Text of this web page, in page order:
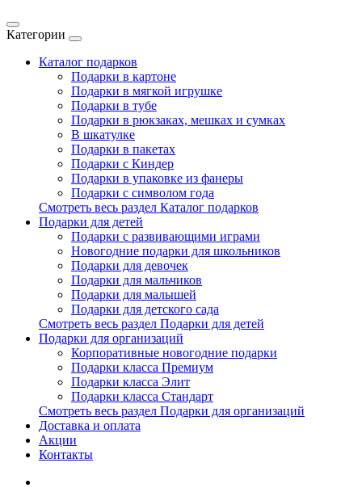
Категории
Каталог подарков
Подарки в картоне
Подарки в мягкой игрушке
Подарки в тубе
Подарки в рюкзаках, мешках и сумках
В шкатулке
Подарки в пакетах
Подарки с Киндер
Подарки в упаковке из фанеры
Подарки с символом года
Смотреть весь раздел Каталог подарков
Подарки для детей
Подарки с развивающими играми
Новогодние подарки для школьников
Подарки для девочек
Подарки для мальчиков
Подарки для малышей
Подарки для детского сада
Смотреть весь раздел Подарки для детей
Подарки для организаций
Корпоративные новогодние подарки
Подарки класса Премиум
Подарки класса Элит
Подарки класса Стандарт
Смотреть весь раздел Подарки для организаций
Доставка и оплата
Акции
Контакты